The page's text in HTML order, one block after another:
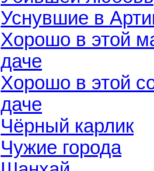
Уснувшие в
Хорошо в этой
даче
Хорошо в этой
даче
Чёрный карлик
Чужие города